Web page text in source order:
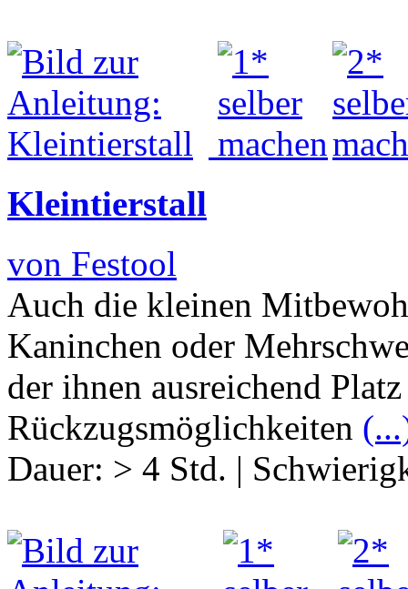
Kleintierstall
von Festool
Auch die kleinen
Kaninchen oder
der ihnen ausreichend
Rückzugsmöglichkeiten
Dauer: > 4 Std. |